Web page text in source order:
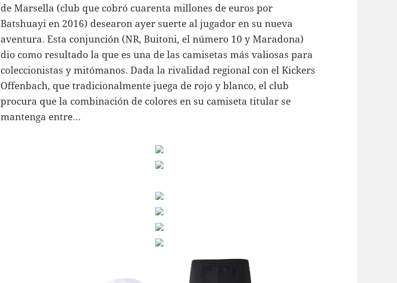
de Marsella (club que cobró cuarenta millones de euros por
Batshuayi en 2016) desearon ayer suerte al jugador en su nueva
aventura. Esta conjunción (NR, Buitoni, el número 10 y Maradona)
dio como resultado la que es una de las camisetas más valiosas para
coleccionistas y mitómanos. Dada la rivalidad regional con el Kickers
Offenbach, que tradicionalmente juega de rojo y blanco, el club
procura que la combinación de colores en su camiseta titular se
mantenga entre…